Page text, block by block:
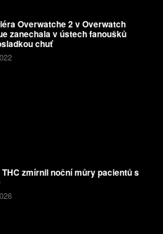
Overwatche 2 v Overwatch
zanechala v ústech fanoušků
chuť
THC zmírnil noční můry pacientů s